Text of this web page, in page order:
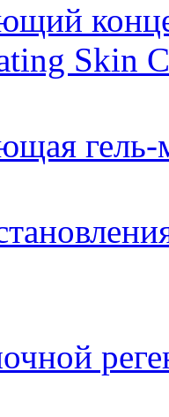
Skin